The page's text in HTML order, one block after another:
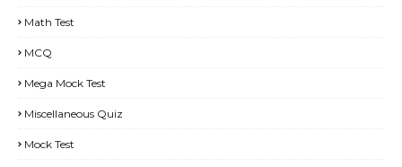
Math Test
MCQ
Mega Mock Test
Miscellaneous Quiz
Mock Test